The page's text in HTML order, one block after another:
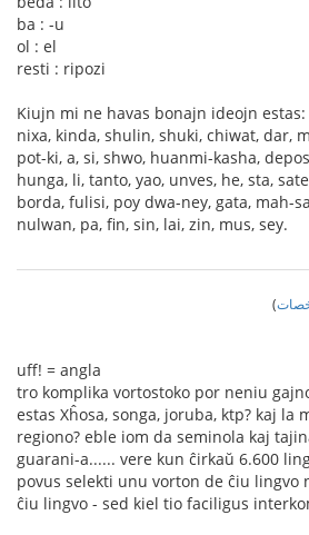
ba : -u
ol : el
resti : ripozi
Kiujn mi ne havas bonajn ideojn estas:
nixa, kinda, shulin, shuki, chiwat, dar,
pot-ki, a, si, shwo, huanmi-kasha,
hunga, li, tanto, yao, unves, he, sta,
borda, fulisi, poy dwa-ney, gata, mah-
nulwan, pa, fin, sin, lai, zin, mus, sey.
)
uff! = angla
tro komplika vortostoko por neniu
estas Xĥosa, songa, joruba, ktp? kaj la
regiono? eble iom da seminola kaj
guarani-a...... vere kun ĉirkaŭ 6.600
povus selekti unu vorton de ĉiu lingvo
ĉiu lingvo - sed kiel tio faciligus